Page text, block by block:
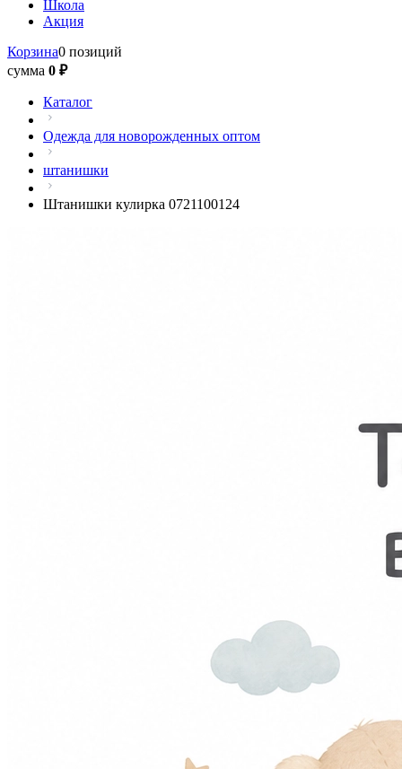
Школа
Акция
Корзина0 позиций
сумма 0 ₽
Каталог
Одежда для новорожденных оптом
штанишки
Штанишки кулирка 0721100124